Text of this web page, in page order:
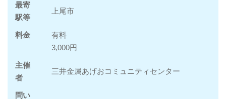
最寄
駅等
上尾市
料金
有料
3,000円
主催
者
三井金属あげおコミュニティセンター
問い